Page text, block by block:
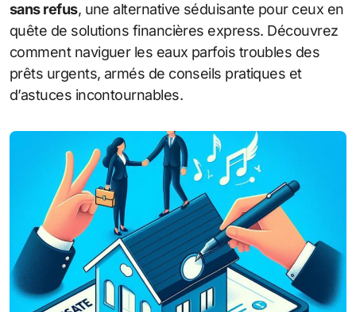
sans refus, une alternative séduisante pour ceux en
quête de solutions financières express. Découvrez
comment naviguer les eaux parfois troubles des
prêts urgents, armés de conseils pratiques et
d’astuces incontournables.